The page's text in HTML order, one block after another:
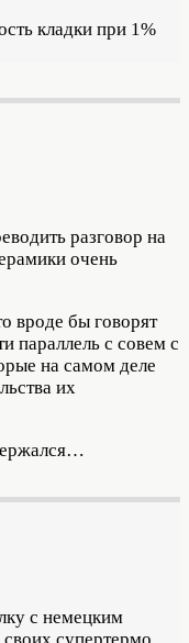
кладки при 1%
разговор на
очень
вроде бы говорят
параллель с совем с
на самом деле
их
с немецким
супертермо